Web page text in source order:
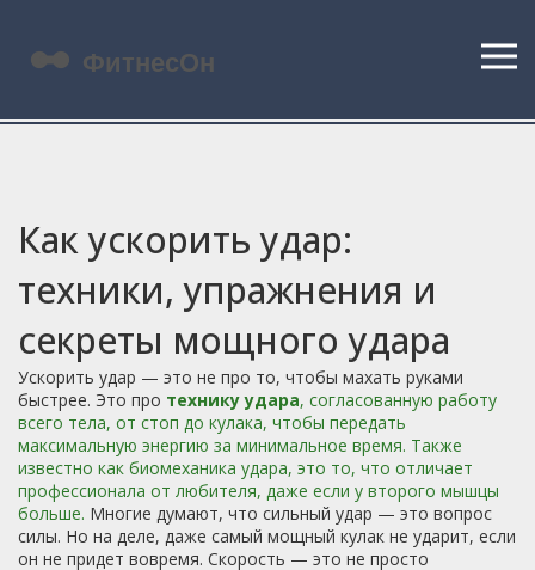
Как ускорить удар:
техники, упражнения и
секреты мощного удара
Ускорить удар — это не про то, чтобы махать руками
быстрее. Это про технику удара, согласованную работу
всего тела, от стоп до кулака, чтобы передать
максимальную энергию за минимальное время. Также
известно как биомеханика удара, это то, что отличает
профессионала от любителя, даже если у второго мышцы
больше. Многие думают, что сильный удар — это вопрос
силы. Но на деле, даже самый мощный кулак не ударит, если
он не придет вовремя. Скорость — это не просто